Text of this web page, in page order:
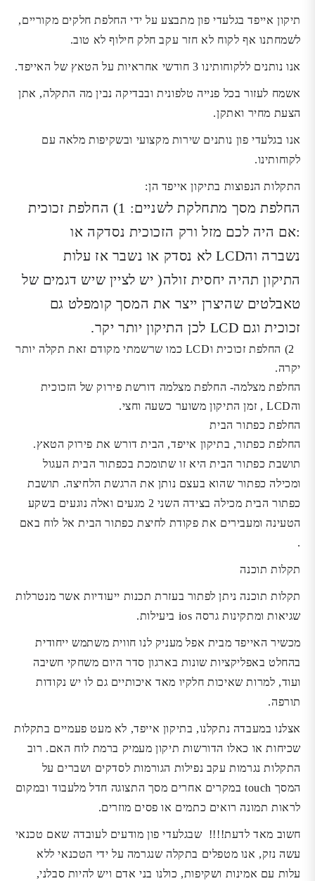
תיקון אייפד בגלעדי פון מתבצע על ידי החלפת חלקים מקוריים,
לשמחתנו אף לקוח לא חזר עקב חלק חילוף לא טוב.
אנו נותנים ללקוחותינו 3 חודשי אחראיות על הטאץ של האייפד.
אשמח לעזור בכל פנייה טלפונית ובבדיקה נבין מה התקלה, אתן
הצעת מחיר ואתקן.
אנו בגלעדי פון נותנים שירות מקצועי ובשקיפות מלאה עם
לקוחותינו.
התקלות הנפוצות בתיקון אייפד הן:
החלפת מסך מתחלקת לשניים: 1) החלפת זכוכית
:אם היה לכם מזל ורק הזכוכית נסדקה או
נשברה והLCD לא נסדק או נשבר אז עלות
התיקון תהיה יחסית זולה( יש לציין שיש דגמים של
טאבלטים שהיצרן ייצר את המסך קומפלט גם
זכוכית וגם LCD לכן התיקון יותר יקר.
2) החלפת זכוכית וLCD כמו שרשמתי מקודם זאת תקלה יותר
יקרה.
החלפת מצלמה- החלפת מצלמה דורשת פירוק של הזכוכית
והLCD , זמן התיקון משוער כשעה וחצי.
החלפת כפתור הבית
החלפת כפתור, בתיקון אייפד, הבית דורש את פירוק הטאץ.
תושבת כפתור הבית היא זו שתומכת בכפתור הבית העגול
ומכילה כפתור שהוא בעצם נותן את הרגשת הלחיצה. תושבת
כפתור הבית מכילה בצידה השני 2 מגעים ואלה נוגעים בשקע
הטעינה ומעבירים את פקודת לחיצת כפתור הבית אל לוח באם
.
תקלות תוכנה
תקלות תוכנה ניתן לפתור בעזרת תכנות ייעודיות אשר מנטרלות
שגיאות ומתקינות גרסה ios ביעילות.
מכשיר האייפד מבית אפל מעניק לנו חווית משתמש ייחודית
בהחלט באפליקציות שונות בארגון סדר היום משחקי חשיבה
ועוד, למרות שאיכות חלקיו מאד איכותיים גם לו יש נקודות
תורפה.
אצלנו במעבדה נתקלנו, בתיקון אייפד, לא מעט פעמיים בתקלות
שכיחות או כאלו הדורשות תיקון מעמיק ברמת לוח האם. רוב
התקלות נגרמות עקב נפילות הגורמות לסדקים ושברים על
המסך touch במקרים אחרים מסך התצוגה חדל מלעבוד ובמקום
לראות תמונה רואים כתמים או פסים מוזרים.
חשוב מאד לדעת!!!! שבגלעדי פון מודעים לעובדה שאם טכנאי
עשה נזק, אנו מטפלים בתקלה שנגרמה על ידי הטכנאי ללא
עלות עם אמינות ושקיפות, כולנו בני אדם ויש להיות סבלני,